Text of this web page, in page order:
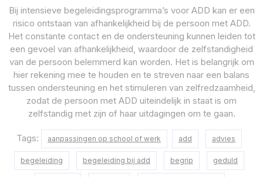
Bij intensieve begeleidingsprogramma’s voor ADD kan er een
risico ontstaan van afhankelijkheid bij de persoon met ADD.
Het constante contact en de ondersteuning kunnen leiden tot
een gevoel van afhankelijkheid, waardoor de zelfstandigheid
van de persoon belemmerd kan worden. Het is belangrijk om
hier rekening mee te houden en te streven naar een balans
tussen ondersteuning en het stimuleren van zelfredzaamheid,
zodat de persoon met ADD uiteindelijk in staat is om
zelfstandig met zijn of haar uitdagingen om te gaan.
Tags: aanpassingen op school of werk add advies
begeleiding begeleiding bij add begrip geduld